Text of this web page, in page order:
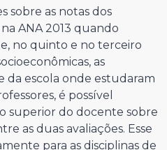
sobre as notas dos
ANA 2013 quando
no quinto e no terceiro
as
da escola onde estudaram
é possível
superior do docente sobre
as duas avaliações. Esse
para as disciplinas de